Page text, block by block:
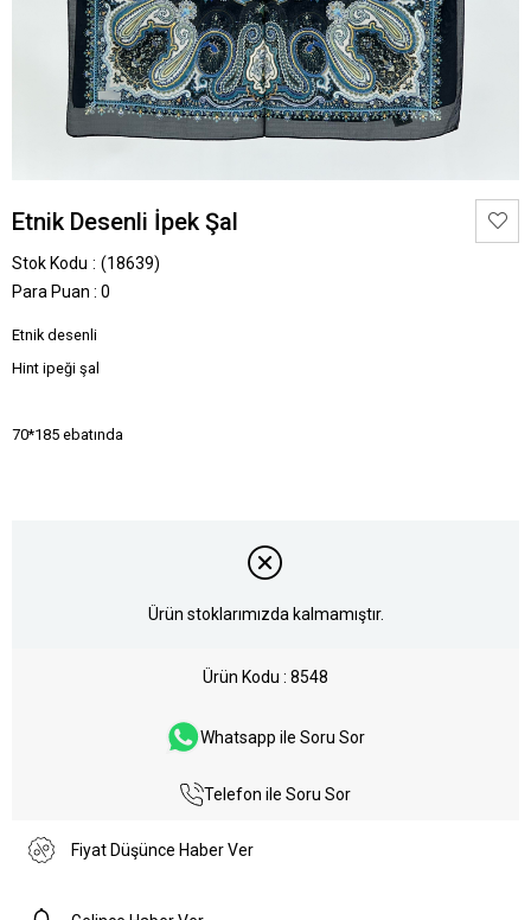
Etnik Desenli İpek Şal
Stok Kodu
(18639)
Para Puan : 0
Etnik desenli
Hint ipeği şal
70*185 ebatında
Ürün stoklarımızda kalmamıştır.
Ürün Kodu 8548
Whatsapp ile Soru Sor
Telefon ile Soru Sor
Fiyat Düşünce Haber Ver